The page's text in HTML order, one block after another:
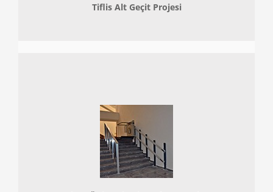
Tiflis Alt Geçit Projesi